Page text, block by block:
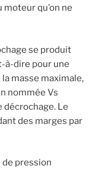
qu’on ne
se produit
à-dire pour une
masse maximale,
nommée Vs
décrochage. Le
des marges par
pression